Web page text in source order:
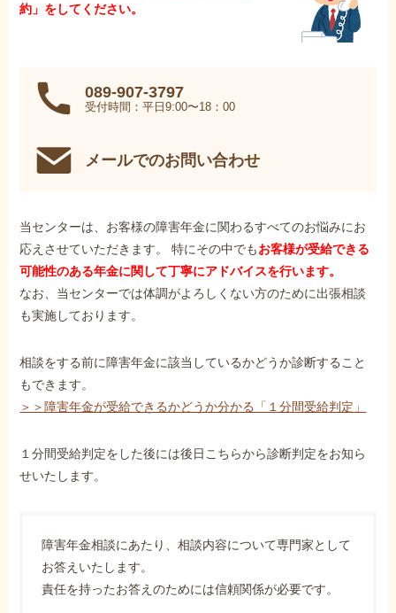
約」をしてください。
089-907-3797
受付時間：平日9:00〜18：00
メールでのお問い合わせ
当センターは、お客様の障害年金に関わるすべてのお悩みにお
応えさせていただきます。 特にその中でもお客様が受給できる
可能性のある年金に関して丁寧にアドバイスを行います。
なお、当センターでは体調がよろしくない方のために出張相談
も実施しております。
相談をする前に障害年金に該当しているかどうか診断すること
もできます。
＞＞障害年金が受給できるかどうか分かる「１分間受給判定」
１分間受給判定をした後には後日こちらから診断判定をお知ら
せいたします。
障害年金相談にあたり、相談内容について専門家として
お答えいたします。
責任を持ったお答えのためには信頼関係が必要です。